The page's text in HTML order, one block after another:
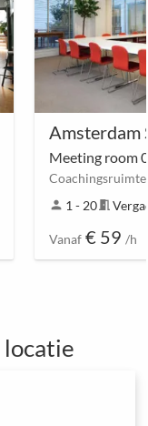
Meeting room
person 1 - 20meeting_room
Vanaf € 59 /h